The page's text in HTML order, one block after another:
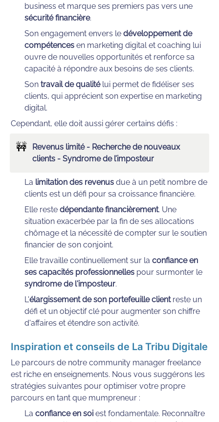
sécurité financière.
Son engagement envers le développement de
compétences en marketing digital et coaching lui
ouvre de nouvelles opportunités et renforce sa
Son travail de qualité lui permet de fidéliser ses
clients, qui apprécient son expertise en marketing
digital.
Cependant, elle doit aussi gérer certains défis :
🚧
Revenus limité - Recherche de nouveaux
clients - Syndrome de l’imposteur
La limitation des revenus due à un petit nombre de
clients est un défi pour sa croissance financière.
Elle reste dépendante financièrement. Une
situation exacerbée par la fin de ses allocations
chômage et la nécessité de compter sur le soutien
financier de son conjoint.
Elle travaille continuellement sur la confiance en
ses capacités professionnelles
syndrome de l'imposteur
L'élargissement de son portefeuille client reste un
défi et un objectif clé pour augmenter son chiffre
d'affaires et étendre son activité.
Inspiration et conseils de La Tribu Digitale
Le parcours de notre community manager freelance
est riche en enseignements. Nous vous suggérons les
stratégies suivantes pour optimiser votre propre
parcours en tant que mumpreneur :
La confiance en soi est fondamentale. Reconnaître